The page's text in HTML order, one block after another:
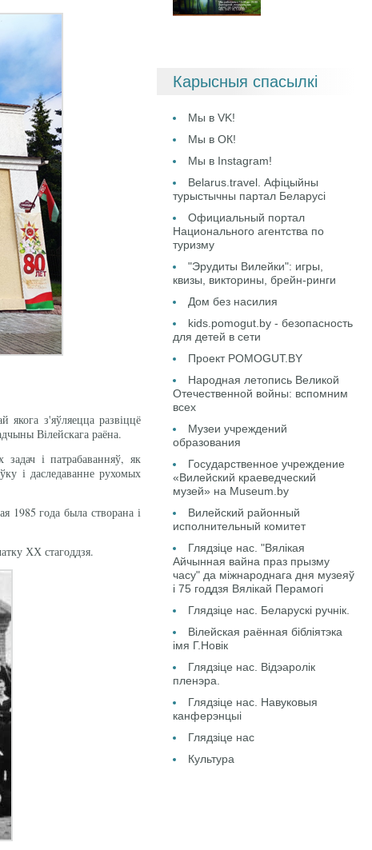
Карысныя спасылкі
Мы в VK!
Мы в ОК!
Мы в Instagram!
Belarus.travel. Афіцыйны
турыстычны партал Беларусі
Официальный портал
Национального агентства по
туризму
"Эрудиты Вилейки": игры,
квизы, викторины, брейн-ринги
Дом без насилия
kids.pomogut.by - безопасность
для детей в сети
Проект POMOGUT.BY
Народная летопись Великой
Отечественной войны: вспомним
всех
Музеи учреждений
образования
Государственное учреждение
«Вилейский краеведческий
музей» на Museum.by
Вилейский районный
исполнительный комитет
Глядзіце нас. "Вялікая
Айчынная вайна праз прызму
часу" да міжнароднага дня музеяў
і 75 годдзя Вялікай Перамогі
Глядзіце нас. Беларускі ручнік.
Вілейская раённая бібліятэка
імя Г.Новік
Глядзіце нас. Відэаролік
пленэра.
Глядзіце нас. Навуковыя
канферэнцыі
Глядзіце нас
Культура
якога з'яўляецца развіццё
Вілейскага раёна.
і патрабаванняў, як
і даследаванне рухомых
1985 года была створана і
ХХ стагоддзя.